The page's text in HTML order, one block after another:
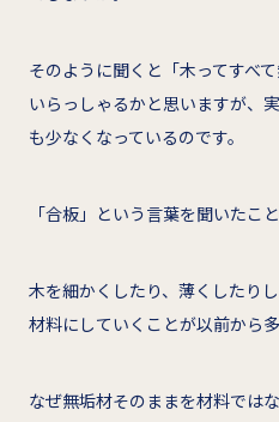
そのように聞くと「木ってすべ
いらっしゃるかと思いますが、
も少なくなっているのです。
「合板」という言葉を聞いたこ
木を細かくしたり、薄くしたり
材料にしていくことが以前から
なぜ無垢材そのままを材料では